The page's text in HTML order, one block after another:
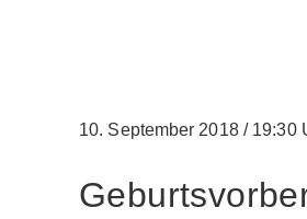
10. September 2018 /19:30